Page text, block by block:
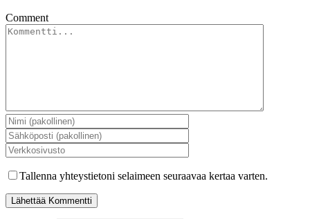
Comment
Tallenna yhteystietoni selaimeen seuraavaa kertaa varten.